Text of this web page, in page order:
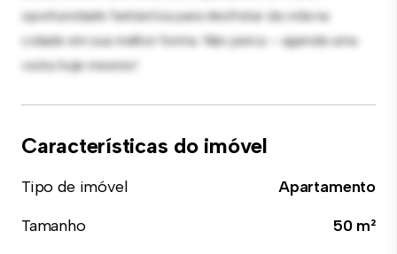
oportunidade fantástica para desfrutar da vida na
cidade em sua melhor forma. Não perca – agende uma
visita hoje mesmo!
Características do imóvel
Tipo de imóvel
Apartamento
Tamanho
50 m²